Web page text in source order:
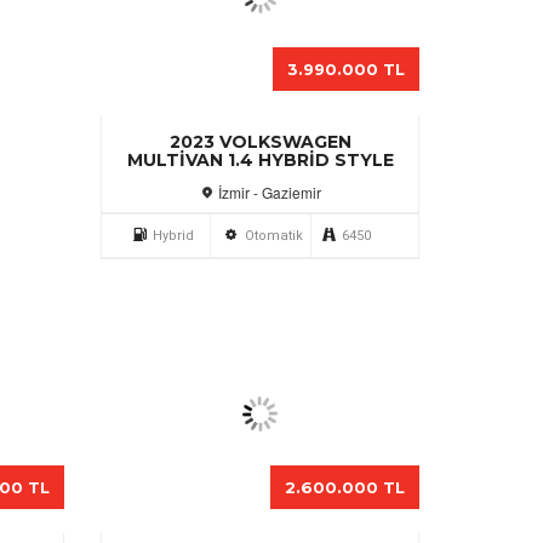
2025 FIAT DOBLO 1.2
PURETECH EASY
İzmir - Gaziemir
975.000 TL
Benzin Manuel 27560
TL 3.450.000 TL